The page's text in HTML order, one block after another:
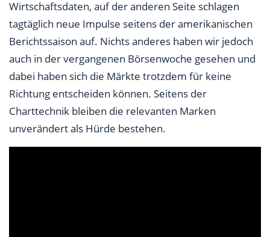
Wirtschaftsdaten, auf der anderen Seite schlagen
tagtäglich neue Impulse seitens der amerikanischen
Berichtssaison auf. Nichts anderes haben wir jedoch
auch in der vergangenen Börsenwoche gesehen und
dabei haben sich die Märkte trotzdem für keine
Richtung entscheiden können. Seitens der
Charttechnik bleiben die relevanten Marken
unverändert als Hürde bestehen.